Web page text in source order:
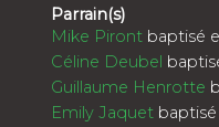
Parrain(s)
Mike Piront baptisé
Céline Deubel
Guillaume Henrotte
Emily Jaquet baptisé